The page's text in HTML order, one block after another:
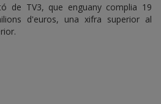
de TV3, que enguany complia 19
d'euros, una xifra superior al